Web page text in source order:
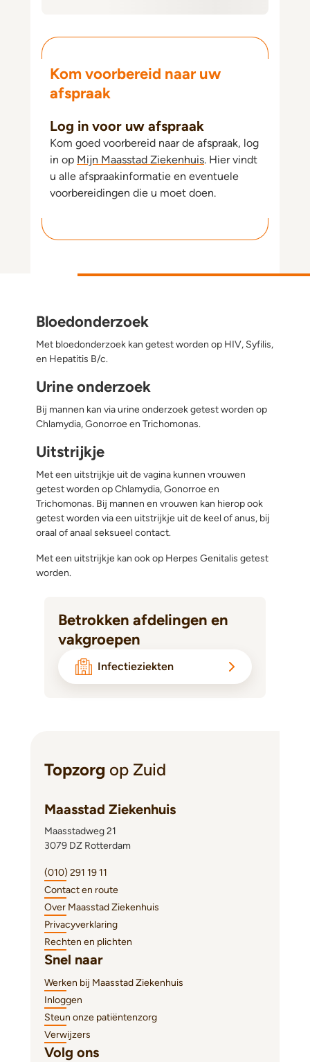
Kom voorbereid naar uw
afspraak
Log in voor uw afspraak
Kom goed voorbereid naar de afspraak, log
in op Mijn Maasstad Ziekenhuis. Hier vindt
u alle afspraakinformatie en eventuele
voorbereidingen die u moet doen.
Bloedonderzoek
Met bloedonderzoek kan getest worden op HIV, Syfilis,
en Hepatitis B/c.
Urine onderzoek
Bij mannen kan via urine onderzoek getest worden op
Chlamydia, Gonorroe en Trichomonas.
Uitstrijkje
Met een uitstrijkje uit de vagina kunnen vrouwen
getest worden op Chlamydia, Gonorroe en
Trichomonas. Bij mannen en vrouwen kan hierop ook
getest worden via een uitstrijkje uit de keel of anus, bij
oraal of anaal seksueel contact.
Met een uitstrijkje kan ook op Herpes Genitalis getest
worden.
Betrokken afdelingen en
vakgroepen
Infectieziekten
Topzorg op Zuid
Maasstad Ziekenhuis
Maasstadweg 21
3079 DZ Rotterdam
(010) 291 19 11
Contact en route
Over Maasstad Ziekenhuis
Privacyverklaring
Rechten en plichten
Snel naar
Werken bij Maasstad Ziekenhuis
Inloggen
Steun onze patiëntenzorg
Verwijzers
Volg ons